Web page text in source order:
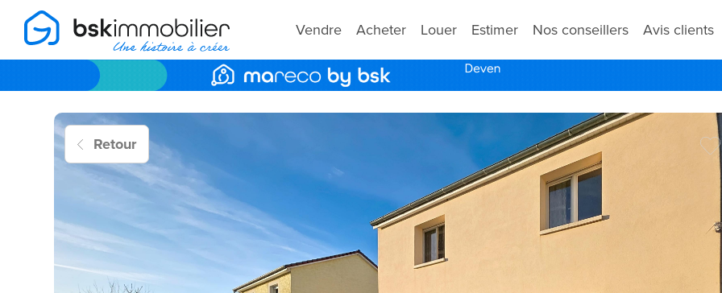
Vendre Acheter Louer Estimer Nos conseillers Avis clients
Retour